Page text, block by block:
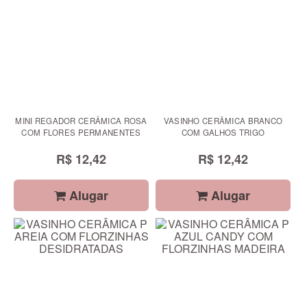
MINI REGADOR CERÂMICA ROSA
COM FLORES PERMANENTES
R$ 12,42
Alugar
VASINHO CERÂMICA BRANCO
COM GALHOS TRIGO
R$ 12,42
Alugar